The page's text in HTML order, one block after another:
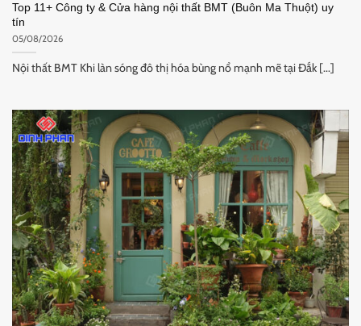
Top 11+ Công ty & Cửa hàng nội thất BMT (Buôn Ma Thuột) uy
tín
05/08/2026
Nội thất BMT Khi làn sóng đô thị hóa bùng nổ mạnh mẽ tại Đắk [...]